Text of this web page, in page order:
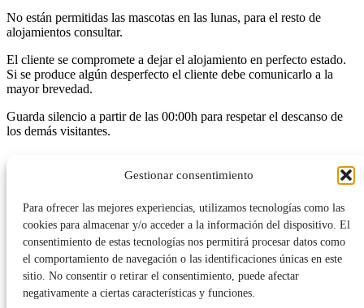
Gestionar consentimiento
Para ofrecer las mejores experiencias, utilizamos tecnologías como las
cookies para almacenar y/o acceder a la información del dispositivo. El
consentimiento de estas tecnologías nos permitirá procesar datos como
el comportamiento de navegación o las identificaciones únicas en este
sitio. No consentir o retirar el consentimiento, puede afectar
negativamente a ciertas características y funciones.
No están permitidas las mascotas en las lunas, para el resto de
alojamientos consultar.
El cliente se compromete a dejar el alojamiento en perfecto estado.
Si se produce algún desperfecto el cliente debe comunicarlo a la
mayor brevedad.
Guarda silencio a partir de las 00:00h para respetar el descanso de
los demás visitantes.
Todo perfecto